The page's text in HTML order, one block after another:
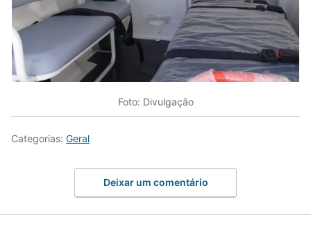
Foto: Divulgação
Categorias: Geral
Deixar um comentário